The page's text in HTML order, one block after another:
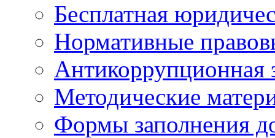
Бесплатная
Нормативные
Антикоррупционная
Методические
Формы заполнения